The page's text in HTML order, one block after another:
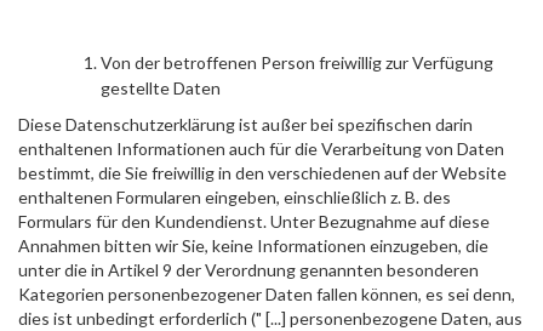
Von der betroffenen Person freiwillig zur Verfügung
gestellte Daten
Diese Datenschutzerklärung ist außer bei spezifischen darin
enthaltenen Informationen auch für die Verarbeitung von Daten
bestimmt, die Sie freiwillig in den verschiedenen auf der Website
enthaltenen Formularen eingeben, einschließlich z. B. des
Formulars für den Kundendienst. Unter Bezugnahme auf diese
Annahmen bitten wir Sie, keine Informationen einzugeben, die
unter die in Artikel 9 der Verordnung genannten besonderen
Kategorien personenbezogener Daten fallen können, es sei denn,
dies ist unbedingt erforderlich (" [...] personenbezogene Daten, aus